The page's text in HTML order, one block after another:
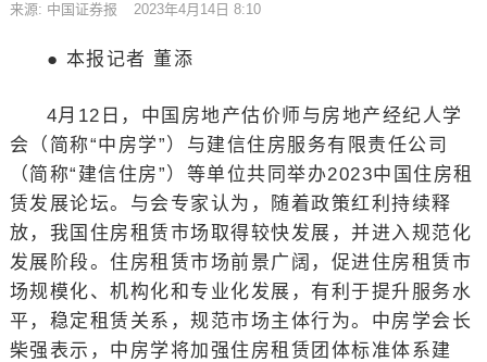
来源: 中国证券报 2023年4月14日 8:10
● 本报记者 董添
4月12日，中国房地产估价师与房地产经纪人学
会（简称“中房学”）与建信住房服务有限责任公司
（简称“建信住房”）等单位共同举办2023中国住房租
赁发展论坛。与会专家认为，随着政策红利持续释
放，我国住房租赁市场取得较快发展，并进入规范化
发展阶段。住房租赁市场前景广阔，促进住房租赁市
场规模化、机构化和专业化发展，有利于提升服务水
平，稳定租赁关系，规范市场主体行为。中房学会长
柴强表示，中房学将加强住房租赁团体标准体系建